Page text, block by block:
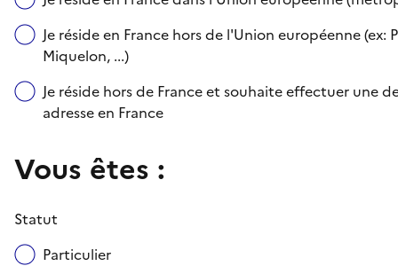
Je réside en France hors de l'Union européenne
Miquelon, ...)
Je réside hors de France et souhaite effectuer une
adresse en France
Vous êtes :
Statut
Particulier